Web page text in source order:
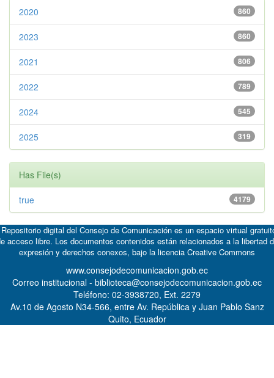
860
2020
860
2023
806
2021
789
2022
545
2024
319
2025
Has File(s)
4179
true
digital del Consejo de Comunicación es un espacio virtual
acceso libre. Los documentos contenidos están relacionados a la libertad
expresión y derechos conexos, bajo la licencia Creative Commons
www.consejodecomunicacion.gob.ec
Correo institucional - biblioteca@consejodecomunicacion.gob.ec
Teléfono: 02-3938720, Ext. 2279
Av.10 de Agosto N34-566, entre Av. República y Juan Pablo Sanz
Quito, Ecuador